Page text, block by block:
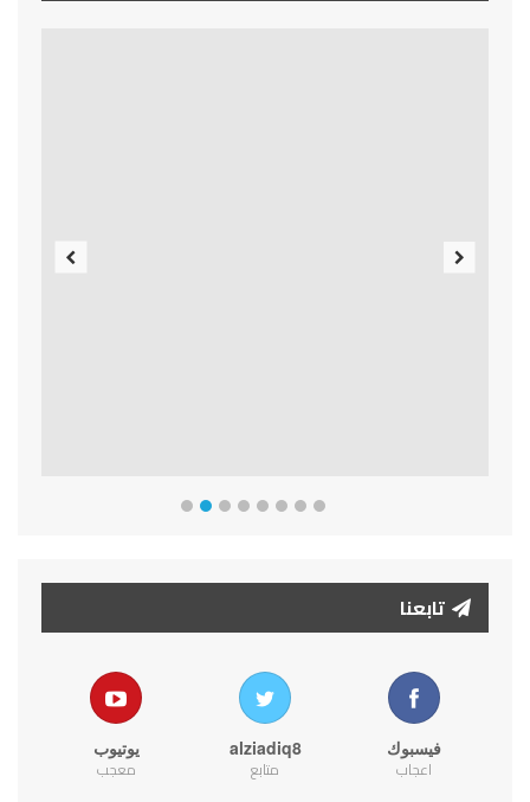
تابعنا
فيسبوك
اعجاب
alziadiq8
متابع
يوتيوب
معجب